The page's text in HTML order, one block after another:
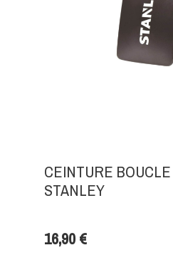
CEINTURE
STANLEY
16,90 €